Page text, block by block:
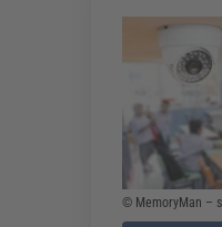
© MemoryMan –